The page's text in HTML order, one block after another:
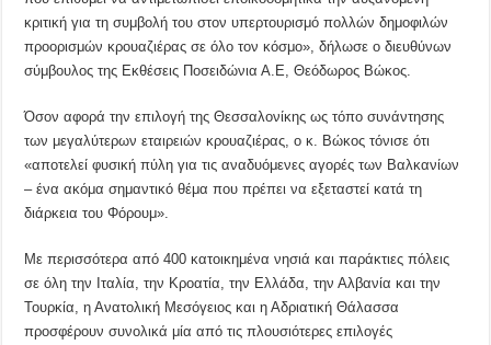
κριτική για τη συμβολή του στον υπερτουρισμό πολλών δημοφιλών
προορισμών κρουαζιέρας σε όλο τον κόσμο», δήλωσε ο διευθύνων
σύμβουλος της Εκθέσεις Ποσειδώνια Α.Ε, Θεόδωρος Βώκος.
Όσον αφορά την επιλογή της Θεσσαλονίκης ως τόπο συνάντησης
των μεγαλύτερων εταιρειών κρουαζιέρας, ο κ. Βώκος τόνισε ότι
«αποτελεί φυσική πύλη για τις αναδυόμενες αγορές των Βαλκανίων
– ένα ακόμα σημαντικό θέμα που πρέπει να εξεταστεί κατά τη
διάρκεια του Φόρουμ».
Με περισσότερα από 400 κατοικημένα νησιά και παράκτιες πόλεις
σε όλη την Ιταλία, την Κροατία, την Ελλάδα, την Αλβανία και την
Τουρκία, η Ανατολική Μεσόγειος και η Αδριατική Θάλασσα
προσφέρουν συνολικά μία από τις πλουσιότερες επιλογές